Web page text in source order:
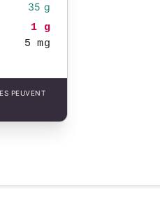
35 g
1 g
5 mg
PEUVENT